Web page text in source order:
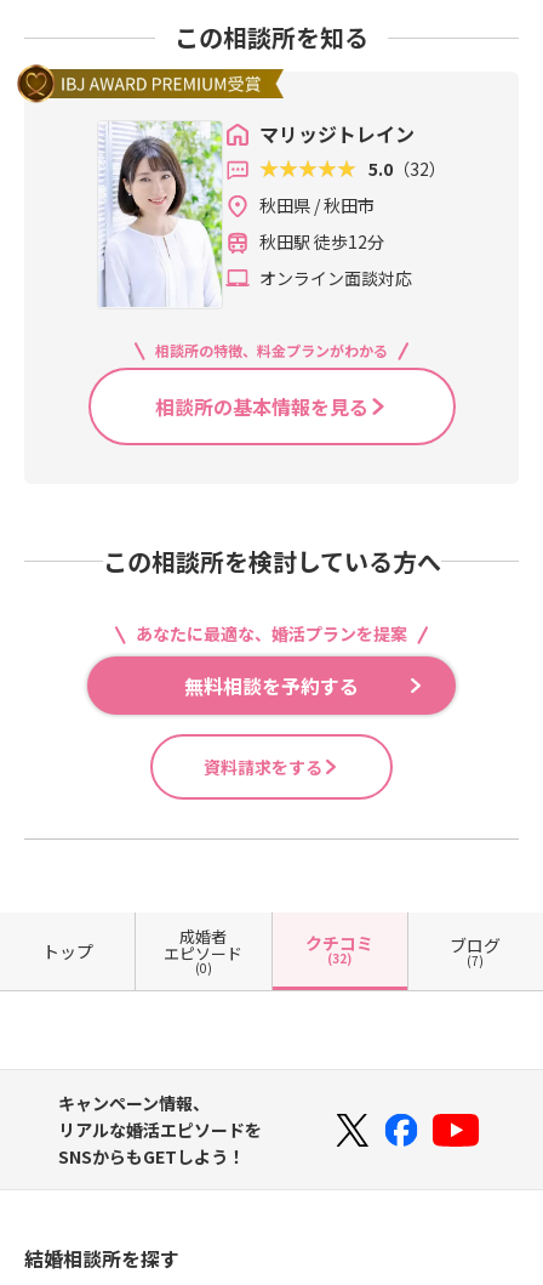
この相談所を知る
マリッジトレイン
5.0 （32）
秋田県 / 秋田市
秋田駅 徒歩12分
オンライン面談対応
相談所の特徴、料金プランがわかる
相談所の基本情報を見る
この相談所を検討している方へ
あなたに最適な、婚活プランを提案
無料相談を予約する
資料請求をする
トップ
成婚者
エピソード
(0)
クチコミ
(32)
ブログ
(7)
キャンペーン情報、
リアルな婚活エピソードを
SNSからもGETしよう！
結婚相談所を探す